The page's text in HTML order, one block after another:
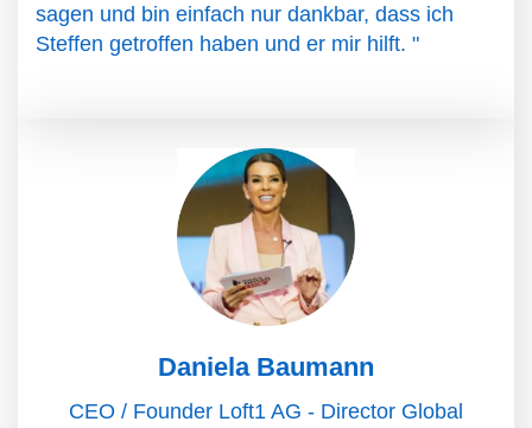
sagen und bin einfach nur dankbar, dass ich
Steffen getroffen haben und er mir hilft. "
Daniela Baumann
CEO / Founder Loft1 AG - Director Global